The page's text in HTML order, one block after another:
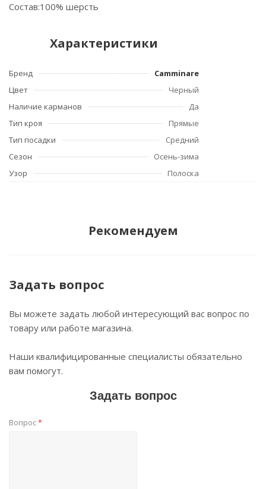
Состав:100% шерсть
Характеристики
Бренд
Camminare
Цвет
Черный
Наличие карманов
Да
Тип кроя
Прямые
Тип посадки
Средний
Сезон
Осень-зима
Узор
Полоска
Рекомендуем
Задать вопрос
Вы можете задать любой интересующий вас вопрос по
товару или работе магазина.
Наши квалифицированные специалисты обязательно
вам помогут.
Задать вопрос
Вопрос*